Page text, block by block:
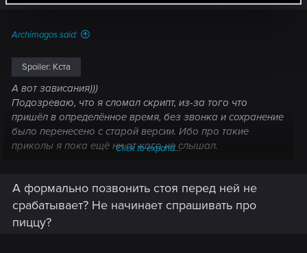
Archimagos said:
Spoiler: Кста
А вот зависания)))
Подозреваю, что я сломал скрипт, из-за того что
пришёл в определённое время, без звонка и сохранение
было перенесено с старой версии. Ибо про такие
приколы я пока ещё ни от кого не слышал.
Click to expand...
А формально позвонить стоя перед ней не
срабатывает? Не начинает спрашивать про
пиццу?